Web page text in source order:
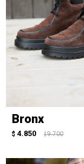
Bronx
$ 4.850 $ 9.700